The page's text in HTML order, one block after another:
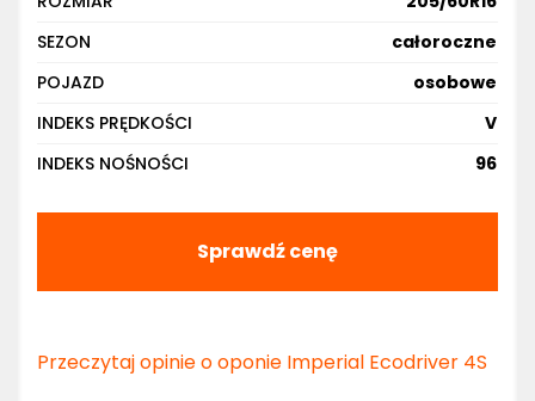
SEZON
całoroczne
POJAZD
osobowe
INDEKS PRĘDKOŚCI
V
INDEKS NOŚNOŚCI
96
Sprawdź cenę
Przeczytaj opinie o oponie Imperial Ecodriver 4S